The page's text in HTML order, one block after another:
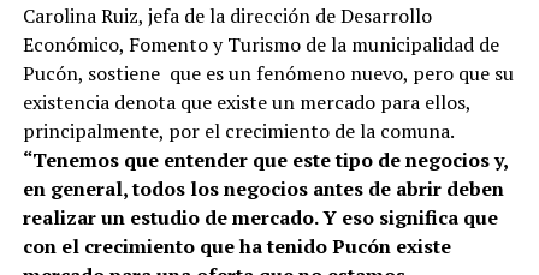
Carolina Ruiz, jefa de la dirección de Desarrollo
Económico, Fomento y Turismo de la municipalidad de
Pucón, sostiene que es un fenómeno nuevo, pero que su
existencia denota que existe un mercado para ellos,
principalmente, por el crecimiento de la comuna.
“Tenemos que entender que este tipo de negocios y,
en general, todos los negocios antes de abrir deben
realizar un estudio de mercado. Y eso significa que
con el crecimiento que ha tenido Pucón existe